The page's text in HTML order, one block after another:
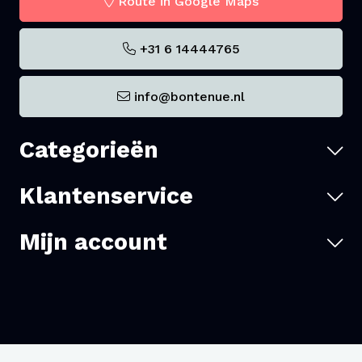
+31 6 14444765
info@bontenue.nl
Categorieën
Klantenservice
Mijn account